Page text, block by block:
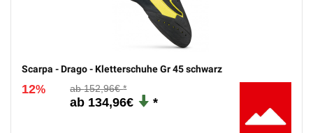
Scarpa - Drago - Kletterschuhe Gr 45 schwarz
12% 152,96€
134,96€